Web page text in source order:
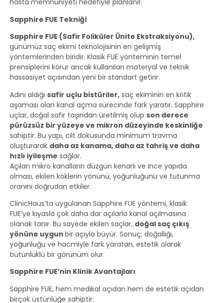
hasta memnuniyeti hedefiyle planlanır.
Sapphire FUE Tekniği
Sapphire FUE (Safir Foliküler Ünite Ekstraksiyonu),
günümüz saç ekimi teknolojisinin en gelişmiş
yöntemlerinden biridir. Klasik FUE yönteminin temel
prensiplerini korur ancak kullanılan materyal ve teknik
hassasiyet açısından yeni bir standart getirir.
Adını aldığı safir uçlu bistüriler, saç ekiminin en kritik
aşaması olan kanal açma sürecinde fark yaratır. Sapphire
uçlar, doğal safir taşından üretilmiş olup son derece
pürüzsüz bir yüzeye ve mikron düzeyinde keskinliğe
sahiptir. Bu yapı, cilt dokusunda minimum travma
oluşturarak daha az kanama, daha az tahriş ve daha
hızlı iyileşme sağlar.
Açılan mikro kanalların düzgün kenarlı ve ince yapıda
olması, ekilen köklerin yönünü, yoğunluğunu ve tutunma
oranını doğrudan etkiler.
ClinicHaus’ta uygulanan Sapphire FUE yöntemi, klasik
FUE’ye kıyasla çok daha dar açılarla kanal açılmasına
olanak tanır. Bu sayede ekilen saçlar, doğal saç çıkış
yönüne uygun bir açıyla büyür. Sonuç; doğallığı,
yoğunluğu ve hacmiyle fark yaratan, estetik olarak
bütünlüklü bir görünüm olur.
Sapphire FUE’nin Klinik Avantajları
Sapphire FUE, hem medikal açıdan hem de estetik açıdan
birçok üstünlüğe sahiptir: